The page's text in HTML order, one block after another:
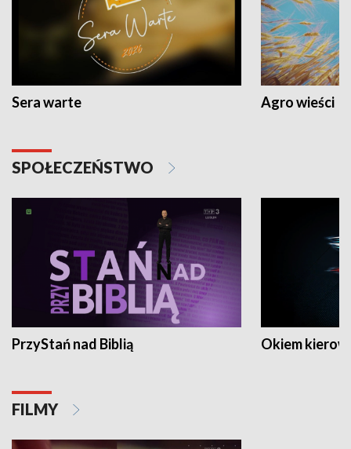
Sera warte Agro wieści
SPOŁECZEŃSTWO
PrzyStań nad Biblią Okiem
FILMY